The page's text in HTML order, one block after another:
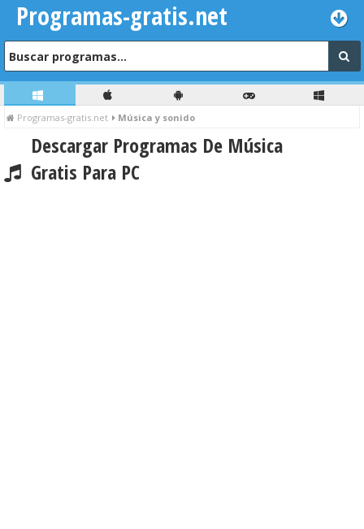
Programas-gratis.net
Programas-gratis.net Música y sonido
Descargar Programas De Música
Gratis Para PC